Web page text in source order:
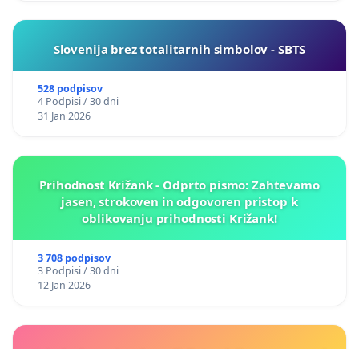
Slovenija brez totalitarnih simbolov - SBTS
528 podpisov
4 Podpisi / 30 dni
31 Jan 2026
Prihodnost Križank - Odprto pismo: Zahtevamo
jasen, strokoven in odgovoren pristop k
oblikovanju prihodnosti Križank!
3 708 podpisov
3 Podpisi / 30 dni
12 Jan 2026